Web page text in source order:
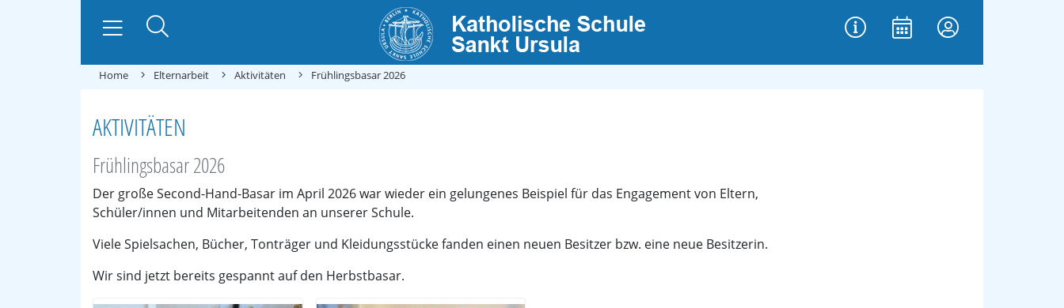
Home Elternarbeit Aktivitäten Frühlingsbasar 2026
AKTIVITÄTEN
Frühlingsbasar 2026
Der große Second-Hand-Basar im April 2026 war wieder ein gelungenes Beispiel für das Engagement von Eltern,
Schüler/innen und Mitarbeitenden an unserer Schule.
Viele Spielsachen, Bücher, Tonträger und Kleidungsstücke fanden einen neuen Besitzer bzw. eine neue Besitzerin.
Wir sind jetzt bereits gespannt auf den Herbstbasar.